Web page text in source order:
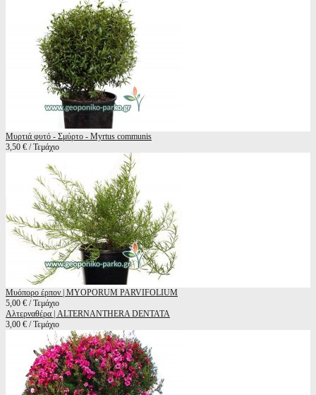
Μυρτιά φυτό - Σμύρτο - Myrtus communis
3,50 € / Τεμάχιο
Μυόπορο έρπον | MYOPORUM PARVIFOLIUM
5,00 € / Τεμάχιο
Αλτερναθέρα | ALTERNANTHERA DENTATA
3,00 € / Τεμάχιο